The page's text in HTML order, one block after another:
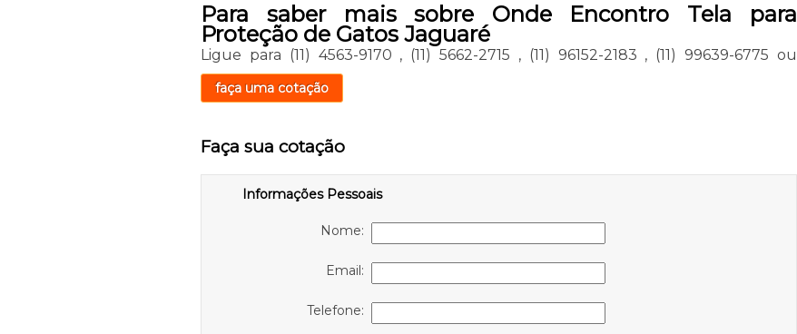
Para saber mais sobre Onde Encontro Tela para
Proteção de Gatos Jaguaré
Ligue para (11) 4563-9170 , (11) 5662-2715 , (11) 96152-2183 , (11) 99639-6775 ou
faça uma cotação
Faça sua cotação
Informações Pessoais
Nome:
Email:
Telefone: